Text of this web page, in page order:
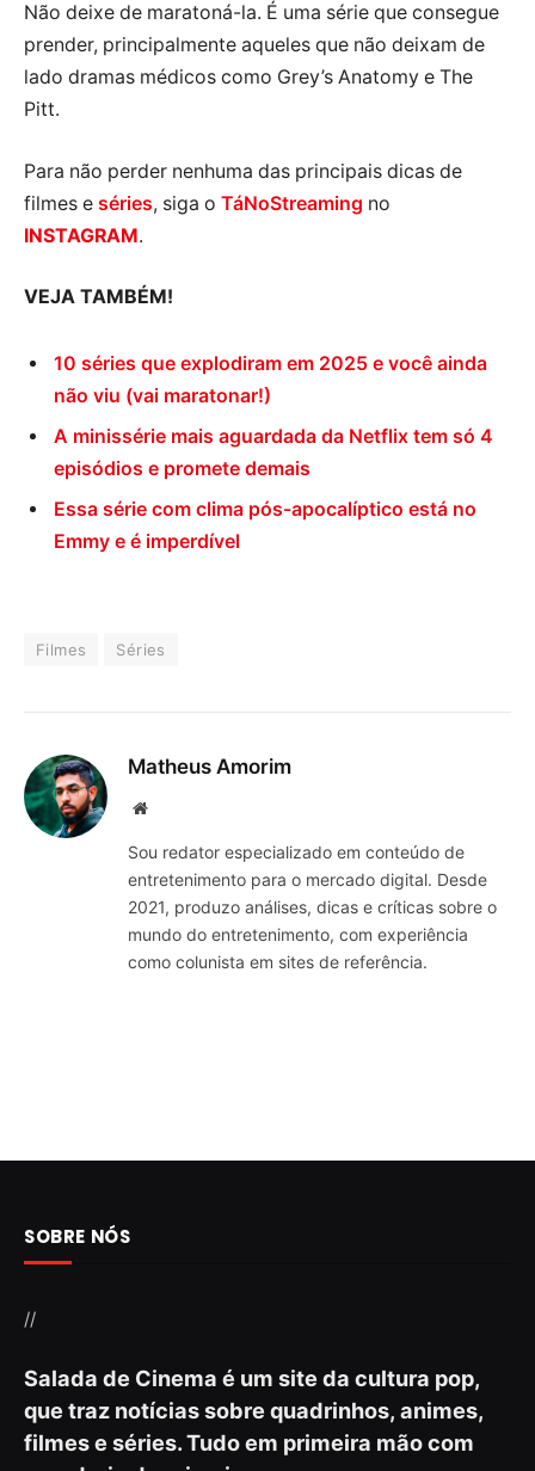
Não deixe de maratoná-la. É uma série que consegue
prender, principalmente aqueles que não deixam de
lado dramas médicos como Grey’s Anatomy e The
Pitt.
Para não perder nenhuma das principais dicas de
filmes e séries, siga o TáNoStreaming no
INSTAGRAM.
VEJA TAMBÉM!
10 séries que explodiram em 2025 e você ainda
não viu (vai maratonar!)
A minissérie mais aguardada da Netflix tem só 4
episódios e promete demais
Essa série com clima pós-apocalíptico está no
Emmy e é imperdível
Filmes Séries
Matheus Amorim
Website
Sou redator especializado em conteúdo de
entretenimento para o mercado digital. Desde
2021, produzo análises, dicas e críticas sobre o
mundo do entretenimento, com experiência
como colunista em sites de referência.
SOBRE NÓS
//
Salada de Cinema é um site da cultura pop,
que traz notícias sobre quadrinhos, animes,
filmes e séries. Tudo em primeira mão com